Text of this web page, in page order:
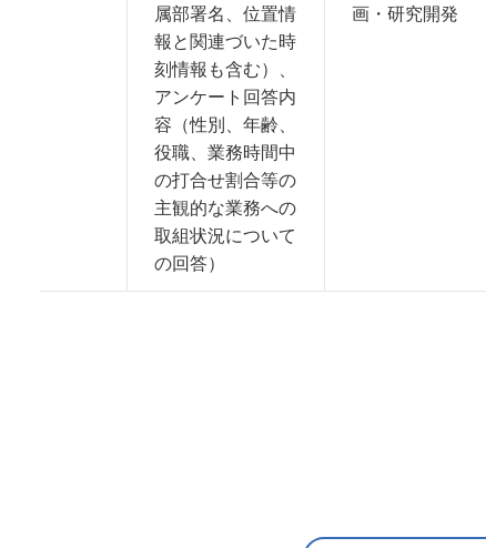
属部署名、位置情
報と関連づいた時
刻情報も含む）、
アンケート回答内
容（性別、年齢、
役職、業務時間中
の打合せ割合等の
主観的な業務への
取組状況について
の回答）
画・研究開発